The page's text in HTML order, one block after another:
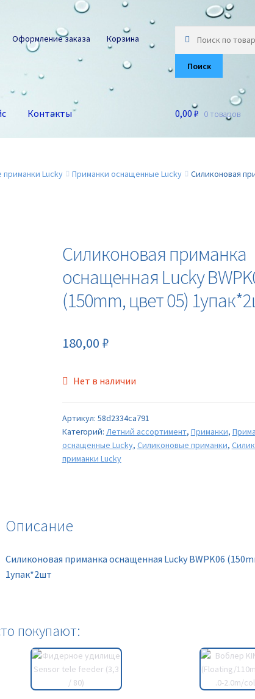
Оформление заказа Корзина
Поиск
Контакты 0,00 ₽ 0 товаров
Lucky Приманки оснащенные Lucky
Силиконовая
Силиконовая приманка
оснащенная Lucky
(150mm, цвет 05)
180,00 ₽
Нет в наличии
Артикул: 58d2334ca791
Категорий: Летний ассортимент, Приманки,
оснащенные Lucky, Силиконовые приманки,
приманки Lucky
Описание
Силиконовая приманка оснащенная Lucky BWPK06
1упак*2шт
покупают: